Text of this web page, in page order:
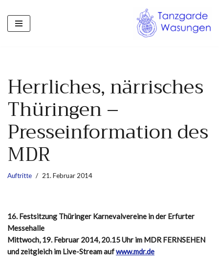
Zum
Herrliches, närrisches
Thüringen –
Presseinformation des
MDR
Auftritte 21. Februar 2014
16. Festsitzung Thüringer Karnevalvereine in der Erfurter
Messehalle
Mittwoch, 19. Februar 2014, 20.15 Uhr im MDR FERNSEHEN
und zeitgleich im Live-Stream aufwww.mdr.de